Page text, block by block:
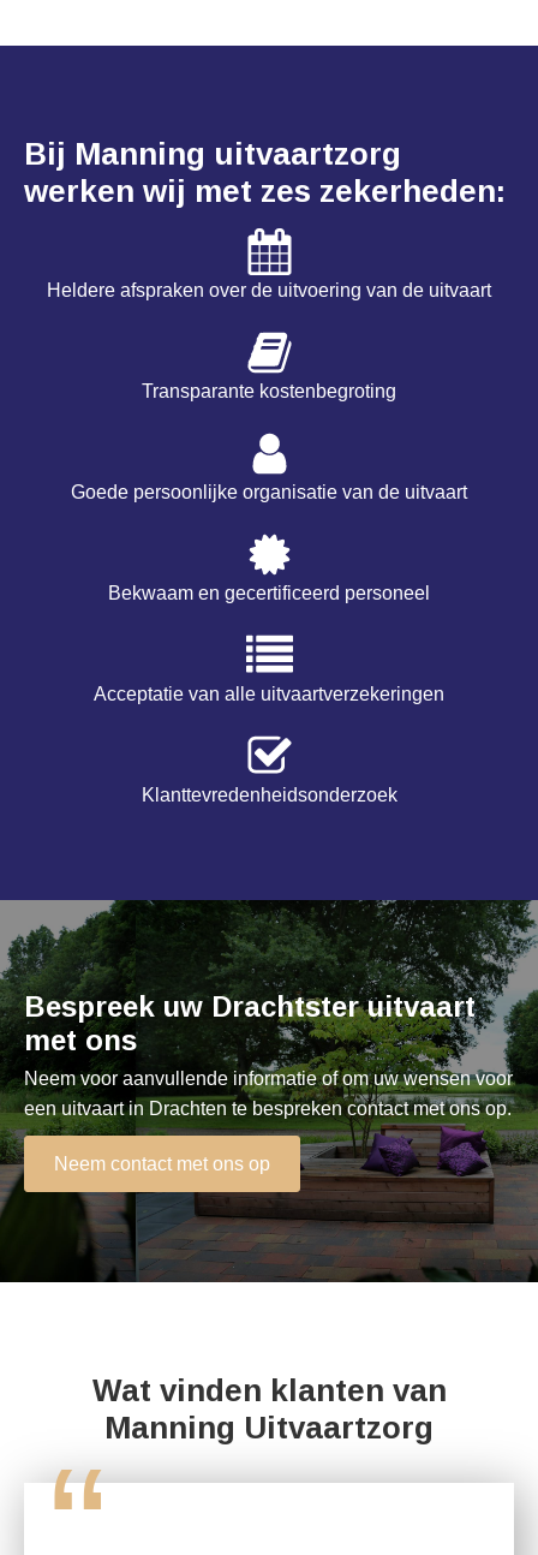
Bij Manning uitvaartzorg
werken wij met zes zekerheden:
Heldere afspraken over de uitvoering van de uitvaart
Transparante kostenbegroting
Goede persoonlijke organisatie van de uitvaart
Bekwaam en gecertificeerd personeel
Acceptatie van alle uitvaartverzekeringen
Klanttevredenheidsonderzoek
Bespreek uw Drachtster uitvaart
met ons
Neem voor aanvullende informatie of om uw wensen voor
een uitvaart in Drachten te bespreken contact met ons op.
Neem contact met ons op
Wat vinden klanten van
Manning Uitvaartzorg